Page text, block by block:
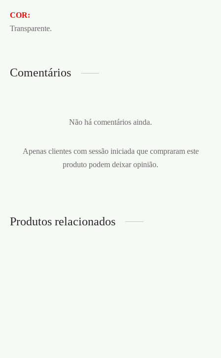
COR:
Transparente.
Comentários
Não há comentários ainda.
Apenas clientes com sessão iniciada que compraram este
produto podem deixar opinião.
Produtos relacionados